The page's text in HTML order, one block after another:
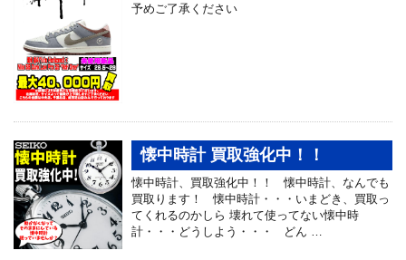
予めご了承ください
懐中時計 買取強化中！！
懐中時計、買取強化中！！ 懐中時計、なんでも
買取ります！ 懐中時計・・・いまどき、買取っ
てくれるのかしら 壊れて使ってない懐中時
計・・・どうしよう・・・ どん …